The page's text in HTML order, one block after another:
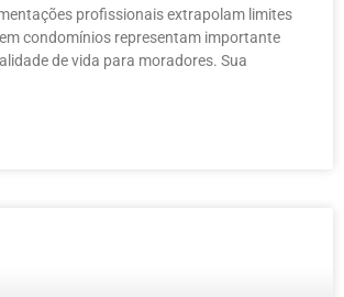
profissionais extrapolam limites
condomínios representam importante
de vida para moradores. Sua